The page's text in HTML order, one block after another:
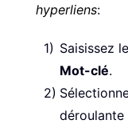
hyperliens:
Saisissez
Mot-clé.
déroulante